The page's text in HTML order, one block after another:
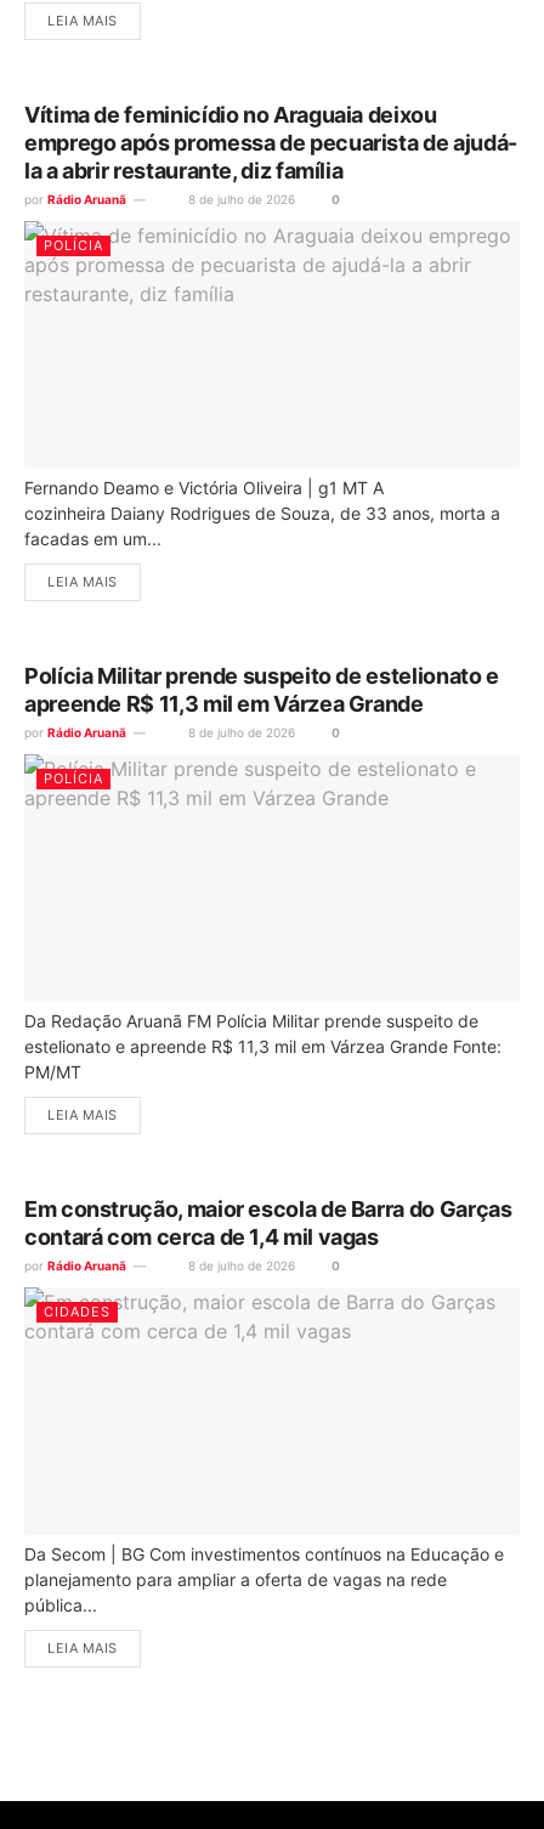
LEIA MAIS
Vítima de feminicídio no Araguaia deixou
emprego após promessa de pecuarista de ajudá-
la a abrir restaurante, diz família
por Rádio Aruanã 8 de julho de 2026 0
POLÍCIA
Fernando Deamo e Victória Oliveira | g1 MT A
cozinheira Daiany Rodrigues de Souza, de 33 anos, morta a
facadas em um...
LEIA MAIS
Polícia Militar prende suspeito de estelionato e
apreende R$ 11,3 mil em Várzea Grande
por Rádio Aruanã 8 de julho de 2026 0
POLÍCIA
Da Redação Aruanã FM Polícia Militar prende suspeito de
estelionato e apreende R$ 11,3 mil em Várzea Grande Fonte:
PM/MT
LEIA MAIS
Em construção, maior escola de Barra do Garças
contará com cerca de 1,4 mil vagas
por Rádio Aruanã 8 de julho de 2026 0
CIDADES
Da Secom | BG Com investimentos contínuos na Educação e
planejamento para ampliar a oferta de vagas na rede
pública...
LEIA MAIS